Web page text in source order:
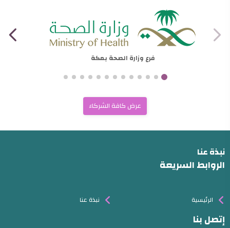
فرع وزارة الصحة بمكة
عرض كافة الشركاء
نبذة عنا
الروابط السريعة
الرئيسية نبذة عنا
إتصل بنا